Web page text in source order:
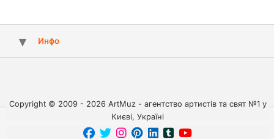
Инфо
Copyright © 2009 - 2026 ArtMuz - агентство артистів та свят №1 у
Києві, Україні